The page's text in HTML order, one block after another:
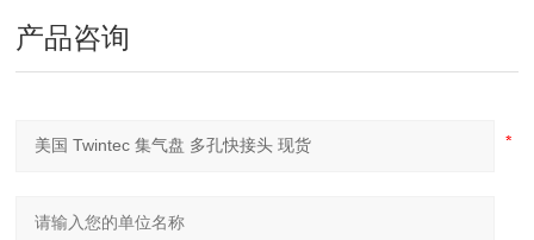
产品咨询